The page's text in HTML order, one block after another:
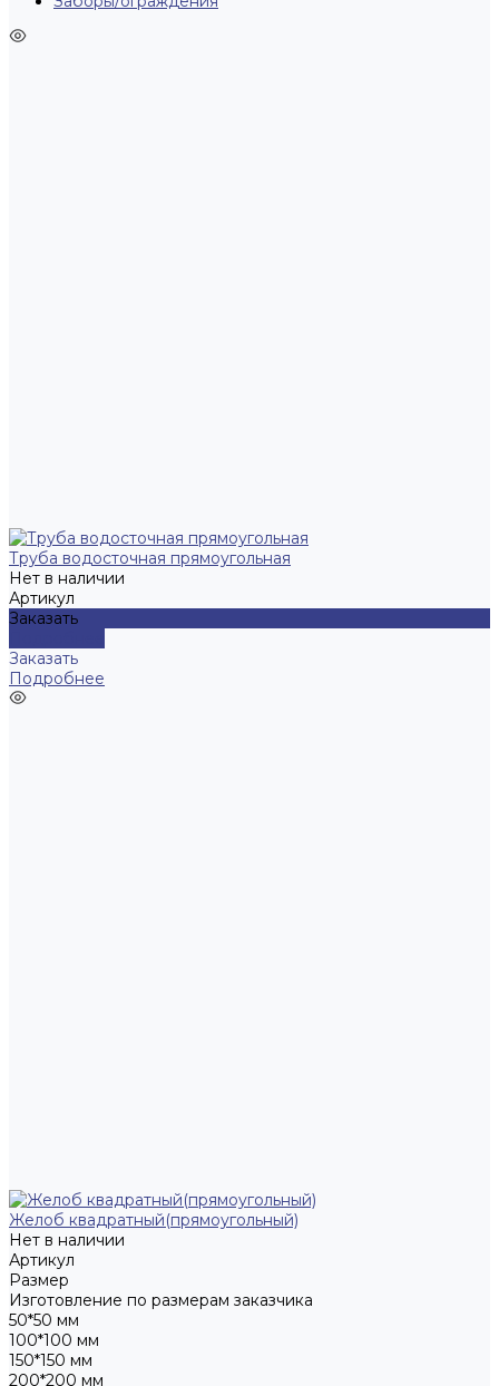
Труба водосточная прямоугольная
Нет в наличии
Артикул
Заказать
Заказать
Подробнее
Желоб квадратный(прямоугольный)
Нет в наличии
Артикул
Размер
Изготовление по размерам заказчика
50*50 мм
100*100 мм
150*150 мм
200*200 мм